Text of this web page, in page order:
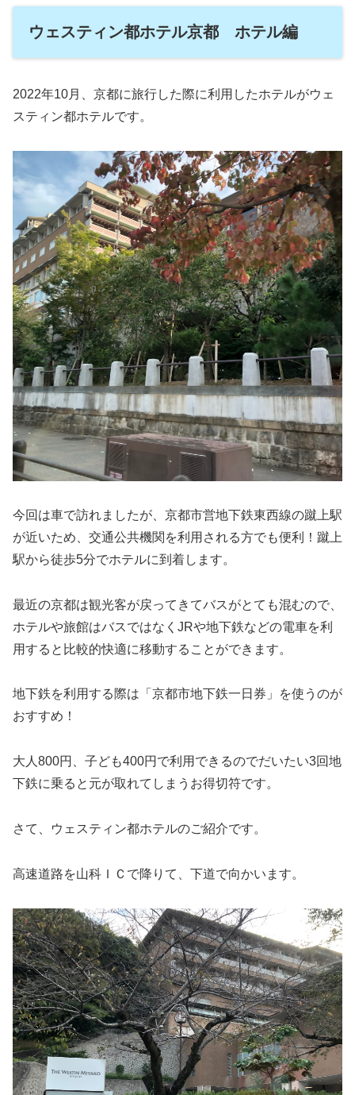
ウェスティン都ホテル京都 ホテル編
2022年10月、京都に旅行した際に利用したホテルがウェ
スティン都ホテルです。
今回は車で訪れましたが、京都市営地下鉄東西線の蹴上駅
が近いため、交通公共機関を利用される方でも便利！蹴上
駅から徒歩5分でホテルに到着します。
最近の京都は観光客が戻ってきてバスがとても混むので、
ホテルや旅館はバスではなくJRや地下鉄などの電車を利
用すると比較的快適に移動することができます。
地下鉄を利用する際は「京都市地下鉄一日券」を使うのが
おすすめ！
大人800円、子ども400円で利用できるのでだいたい3回地
下鉄に乗ると元が取れてしまうお得切符です。
さて、ウェスティン都ホテルのご紹介です。
高速道路を山科ＩＣで降りて、下道で向かいます。